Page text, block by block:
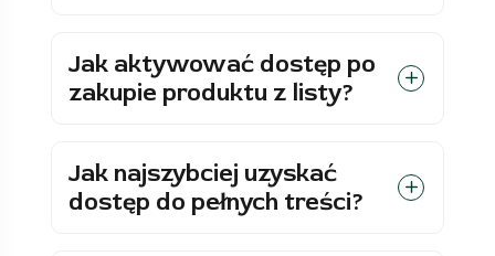
Jak aktywować dostęp po
zakupie produktu z listy?
Jak najszybciej uzyskać
dostęp do pełnych treści?